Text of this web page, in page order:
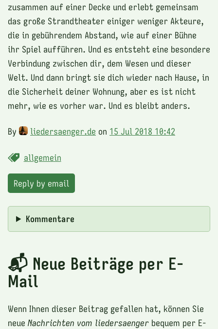
zusammen auf einer Decke und erlebt gemeinsam
das große Strandtheater einiger weniger Akteure,
die in gebührendem Abstand, wie auf einer Bühne
ihr Spiel aufführen. Und es entsteht eine besondere
Verbindung zwischen dir, dem Wesen und dieser
Welt. Und dann bringt sie dich wieder nach Hause, in
die Sicherheit deiner Wohnung, aber es ist nicht
mehr, wie es vorher war. Und es bleibt anders.
By liedersaenger.de on 15 Jul 2018 10:42
allgemein
Reply by email
Kommentare
📬 Neue Beiträge per E-
Mail
Wenn Ihnen dieser Beitrag gefallen hat, können Sie
neue Nachrichten vom liedersaenger bequem per E-